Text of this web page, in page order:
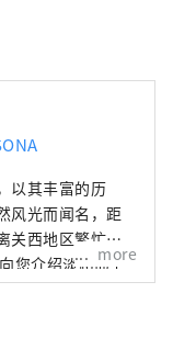
以其丰富的历
风光而闻名，距
关西地区繁忙城
您介绍淡路岛上
、活动、主题公
more